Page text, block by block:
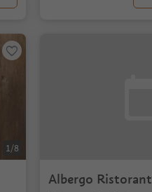
1/8
Albergo